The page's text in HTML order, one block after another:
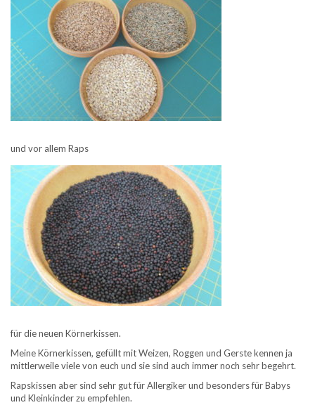
und vor allem Raps
für die neuen Körnerkissen.
Meine Körnerkissen, gefüllt mit Weizen, Roggen und Gerste kennen ja
mittlerweile viele von euch und sie sind auch immer noch sehr begehrt.
Rapskissen aber sind sehr gut für Allergiker und besonders für Babys
und Kleinkinder zu empfehlen.